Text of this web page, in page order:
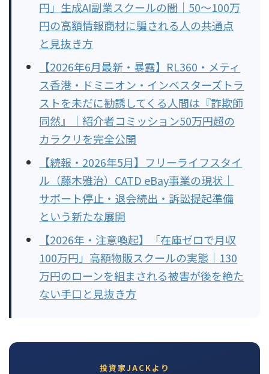
円」生成AI副業スクールの闇｜50〜100万
円の高額情報商材に騙される人の共通点
と見抜き方
【2026年6月最新・暴露】RL360・メティ
ス香港・ドミニオン・インベスターズトラ
ストを未だに勧誘してくる人間は『詐欺師
同然』｜紹介者コミッション50万円超の
カラクリを完全公開
【続報・2026年5月】フリーライフスタイ
ル（藤木雅治）CATD eBay事業の現状｜
サポート停止・退会続出・訴訟提起準備
という新たな展開
【2026年・注意喚起】「在庫ゼロで月収
100万円」高額物販スクールの実態｜130
万円のローンを組まされる被害が後を絶た
ない手口と見抜き方
投資家JACKより